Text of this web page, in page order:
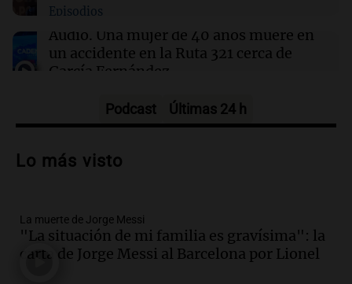
No se detectan casos de ébola en barco fluvial
en cuarentena cerca de Kinshasa, Congo
Episodios
Audio. Una mujer de 40 años muere en
un accidente en la Ruta 321 cerca de
García Fernández
Audio.El Tesoro Nacional captura 12
liquidez de 4 billones
Audio.La lección del Titanic y la
humildad en tiempos de tormenta
según San Ignacio de Loyola
Podcast Últimas 24 h
Lo más visto
La muerte de Jorge Messi
"La situación de mi familia es gravísima": la
carta de Jorge Messi al Barcelona por Lionel